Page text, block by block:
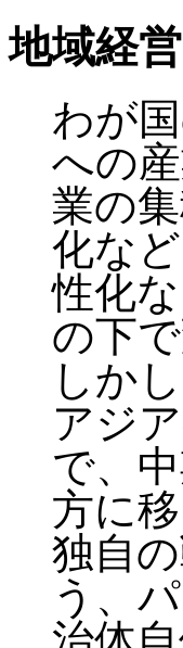
地域経
わが
への
業の
化な
性化
の下
しか
アジ
で、
方に
独自
う、